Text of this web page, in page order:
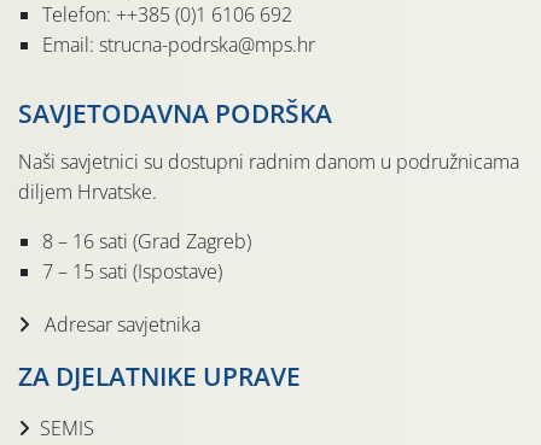
Telefon: ++385 (0)1 6106 692
Email: strucna-podrska@mps.hr
SAVJETODAVNA PODRŠKA
Naši savjetnici su dostupni radnim danom u podružnicama
diljem Hrvatske.
8 – 16 sati (Grad Zagreb)
7 – 15 sati (Ispostave)
Adresar savjetnika
ZA DJELATNIKE UPRAVE
SEMIS